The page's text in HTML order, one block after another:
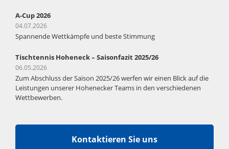
A-Cup 2026
04.07.2026
Spannende Wettkämpfe und beste Stimmung
Tischtennis Hoheneck – Saisonfazit 2025/26
06.05.2026
Zum Abschluss der Saison 2025/26 werfen wir einen Blick auf die
Leistungen unserer Hohenecker Teams in den verschiedenen
Wettbewerben.
Kontaktieren Sie uns